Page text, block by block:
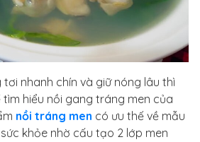
nhanh chín và giữ nóng lâu thì
hiểu nồi gang tráng men của
nồi tráng men có ưu thế về mẫu
khỏe nhờ cấu tạo 2 lớp men